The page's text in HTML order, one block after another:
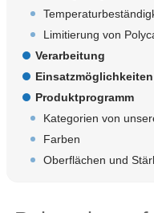
Limitierung von
Verarbeitung
Einsatzmöglichkeiten
Produktprogramm
Kategorien von
Farben
Oberflächen und